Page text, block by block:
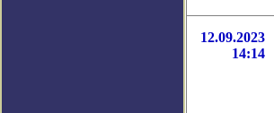
12.09.2023
14:14